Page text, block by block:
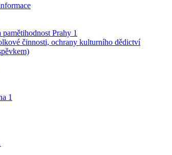
Prahy 1
činnosti, ochrany kulturního dědictví
1